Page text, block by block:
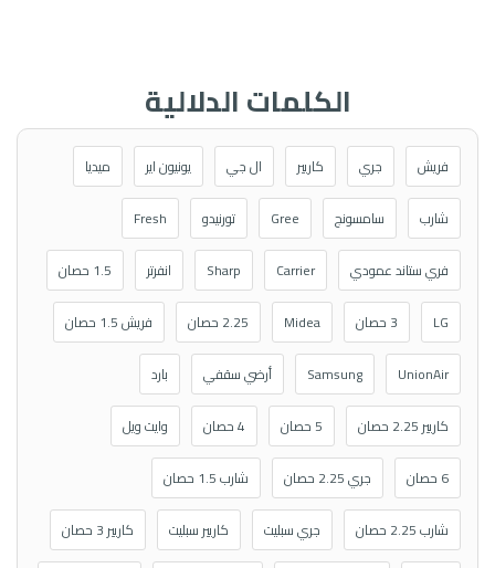
الكلمات الدلالية
فريش جري كاريير ال جي يونيون اير ميديا
شارب سامسونج Gree تورنيدو Fresh
فري ستاند عمودي Carrier
Sharp انفرتر 1.5 حصان
LG 3 حصان Midea 2.25 حصان فريش 1.5 حصان
UnionAir
Samsung أرضي سقفي بارد
كاريير 2.25 حصان 5 حصان 4 حصان وايت ويل
6 حصان جري 2.25 حصان شارب 1.5 حصان
شارب 2.25 حصان جري سبليت كاريير سبليت كاريير 3 حصان